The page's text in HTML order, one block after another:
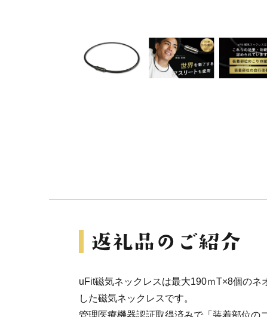
uFit磁気ネックレスは最大190ｍT×8個のネ
した磁気ネックレスです。
管理医療機器認証取得済みで「装着部位の